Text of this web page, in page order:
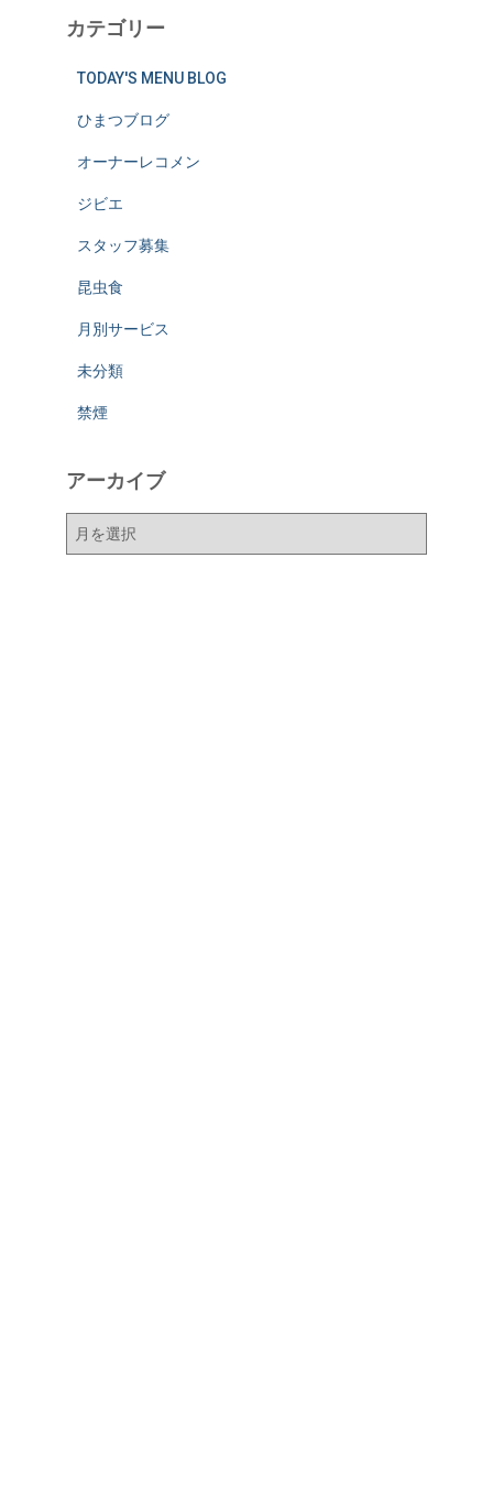
カテゴリー
TODAY'S MENU BLOG
ひまつブログ
オーナーレコメン
ジビエ
スタッフ募集
昆虫食
月別サービス
未分類
禁煙
アーカイブ
ア